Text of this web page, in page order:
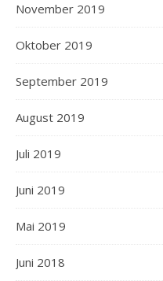
November 2019
Oktober 2019
September 2019
August 2019
Juli 2019
Juni 2019
Mai 2019
Juni 2018